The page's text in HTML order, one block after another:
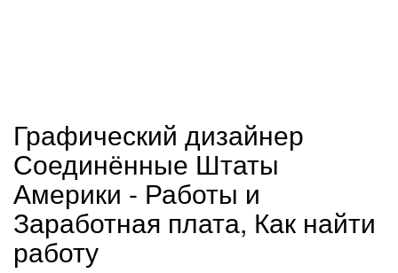
Графический дизайнер
Соединённые Штаты
Америки - Работы и
Заработная плата, Как найти
работу